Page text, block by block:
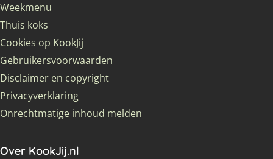
Weekmenu
Thuis koks
Cookies op KookJij
Gebruikersvoorwaarden
Disclaimer en copyright
Privacyverklaring
Onrechtmatige inhoud melden
Over KookJij.nl